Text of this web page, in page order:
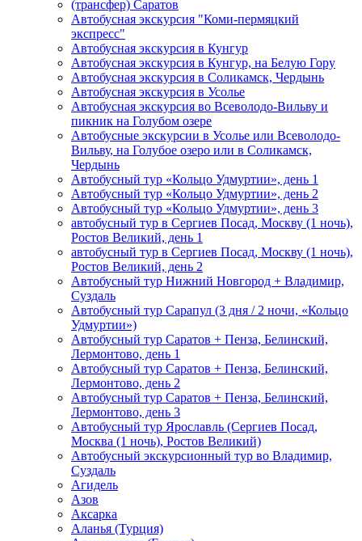
(трансфер) Саратов
Автобусная экскурсия "Коми-пермяцкий
экспресс"
Автобусная экскурсия в Кунгур
Автобусная экскурсия в Кунгур, на Белую Гору
Автобусная экскурсия в Соликамск, Чердынь
Автобусная экскурсия в Усолье
Автобусная экскурсия во Всеволодо-Вильву и
пикник на Голубом озере
Автобусные экскурсии в Усолье или Всеволодо-
Вильву, на Голубое озеро или в Соликамск,
Чердынь
Автобусный тур «Кольцо Удмуртии», день 1
Автобусный тур «Кольцо Удмуртии», день 2
Автобусный тур «Кольцо Удмуртии», день 3
автобусный тур в Сергиев Посад, Москву (1 ночь),
Ростов Великий, день 1
автобусный тур в Сергиев Посад, Москву (1 ночь),
Ростов Великий, день 2
Автобусный тур Нижний Новгород + Владимир,
Суздаль
Автобусный тур Сарапул (3 дня / 2 ночи, «Кольцо
Удмуртии»)
Автобусный тур Саратов + Пенза, Белинский,
Лермонтово, день 1
Автобусный тур Саратов + Пенза, Белинский,
Лермонтово, день 2
Автобусный тур Саратов + Пенза, Белинский,
Лермонтово, день 3
Автобусный тур Ярославль (Сергиев Посад,
Москва (1 ночь), Ростов Великий)
Автобусный экскурсионный тур во Владимир,
Суздаль
Агидель
Азов
Аксарка
Аланья (Турция)